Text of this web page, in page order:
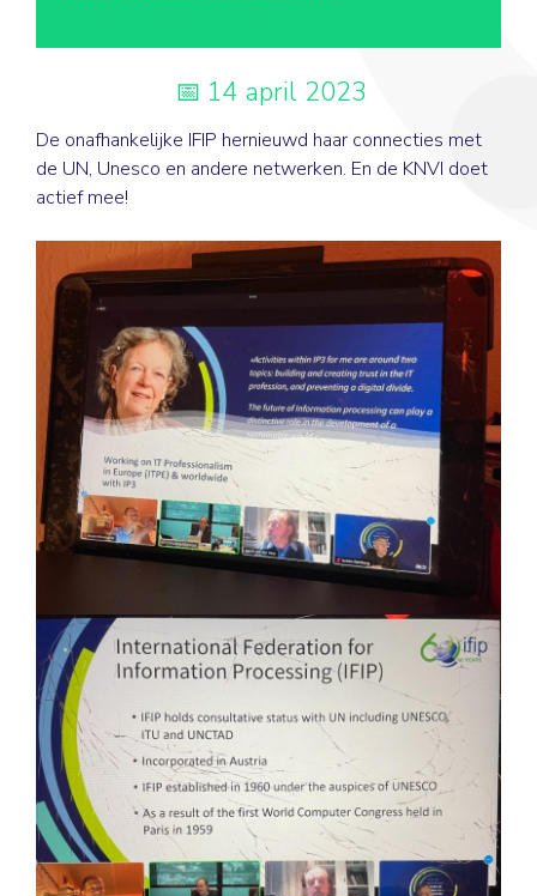
14 april 2023
De onafhankelijke IFIP hernieuwd haar connecties met
de UN, Unesco en andere netwerken. En de KNVI doet
actief mee!